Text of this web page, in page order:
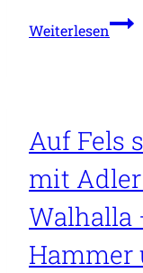
WeiterlesenOhne
Auf Fels
mit
Walhalla
Hammer